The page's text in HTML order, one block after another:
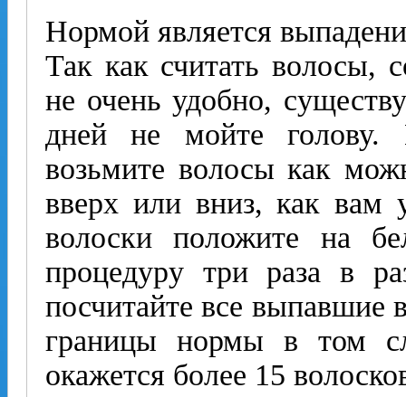
Нормой является
Так как считать волосы,
не очень удобно,
дней не мойте голову.
возьмите волосы как
вверх или вниз, как вам
волоски положите на
процедуру три раза в
посчитайте все выпавшие
границы нормы в том
окажется более 15